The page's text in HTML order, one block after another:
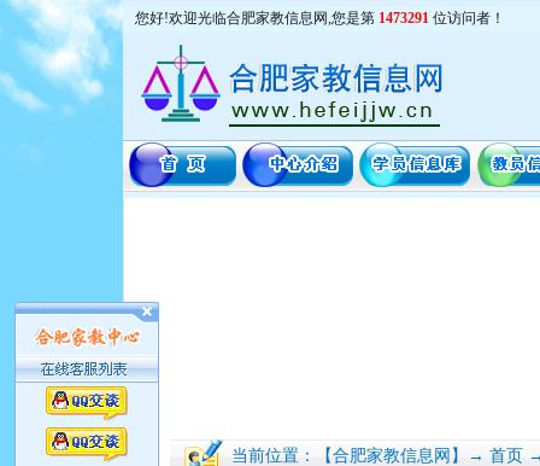
您好!欢迎光临合肥家教信息网,您是第 1473291 位访问者！
当前位置：【合肥家教信息网】→ 首页